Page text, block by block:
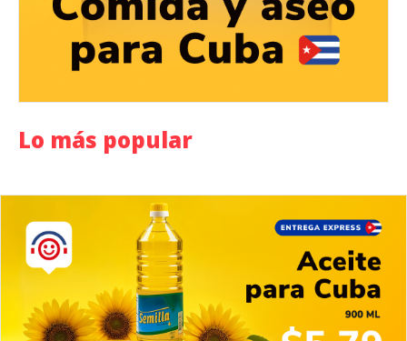
Lo más popular